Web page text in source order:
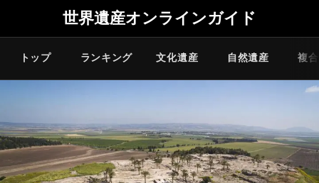
世界遺産オンラインガイド
トップ ランキング 文化遺産 自然遺産 複